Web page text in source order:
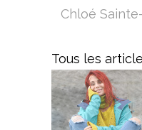
Tous les
Chloé